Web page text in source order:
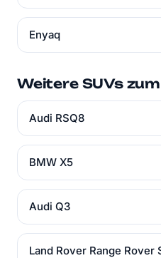
Enyaq
Weitere SUVs
Audi RSQ8
BMW X5
Audi Q3
Land Rover Range Rover